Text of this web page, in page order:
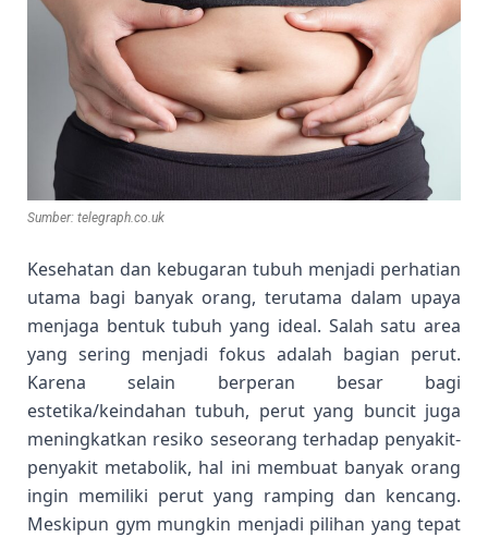
Sumber: telegraph.co.uk
Kesehatan dan kebugaran tubuh menjadi perhatian
utama bagi banyak orang, terutama dalam upaya
menjaga bentuk tubuh yang ideal. Salah satu area
yang sering menjadi fokus adalah bagian perut.
Karena selain berperan besar bagi
estetika/keindahan tubuh, perut yang buncit juga
meningkatkan resiko seseorang terhadap penyakit-
penyakit metabolik, hal ini membuat banyak orang
ingin memiliki perut yang ramping dan kencang.
Meskipun gym mungkin menjadi pilihan yang tepat